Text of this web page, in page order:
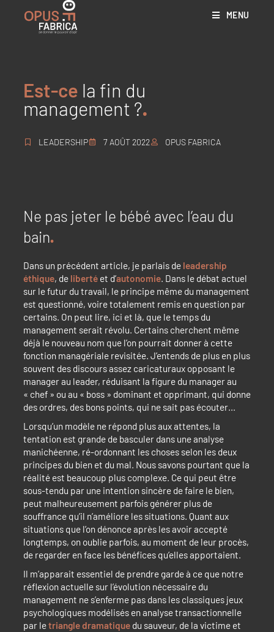
MENU
Est-ce la fin du
management ?
LEADERSHIP 7 AOÛT 2022 OPUS FABRICA
Ne pas jeter le bébé avec l’eau du
bain
Dans un précédent article, je parlais de leadership
éthique, de libertéet d’autonomie. Dans le débat actuel
sur le futur du travail, le principe même du management
est questionné, voire totalement remis en question par
certains. On peut lire, ici et là, que le temps du
management serait révolu. Certains cherchent même
déjà le nouveau nom que l’on pourrait donner à cette
fonction managériale revisitée. J’entends de plus en plus
souvent des discours assez caricaturaux opposant le
manager au leader, réduisant la figure du manager au
« chef » ou au « boss » dominant et opprimant, qui donne
des ordres, des bons points, qui ne sait pas écouter…
Lorsqu’un modèle ne répond plus aux attentes, la
tentation est grande de basculer dans une analyse
manichéenne, ré-ordonnant les choses selon les deux
principes du bien et du mal. Nous savons pourtant que la
réalité est beaucoup plus complexe. Ce qui peut être
sous-tendu par une intention sincère de faire le bien,
peut malheureusement parfois générer plus de
souffrance qu’il n’améliore les situations. Quant aux
situations que l’on dénonce après les avoir accepté
longtemps, on oublie parfois, au moment de leur procès,
de regarder en face les bénéfices qu’elles apportaient.
Il m’apparait essentiel de prendre garde à ce que notre
réflexion actuelle sur l’évolution nécessaire du
management ne s’enferme pas dans les classiques jeux
psychologiques modélisés en analyse transactionnelle
par letriangle dramatiquedu sauveur, de la victime et